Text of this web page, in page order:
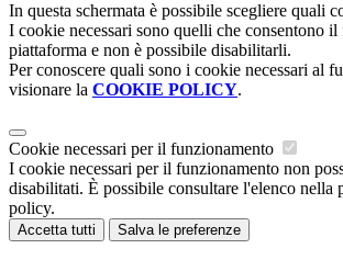
In questa schermata è possibile scegliere quali
I cookie necessari sono quelli che consentono
piattaforma e non è possibile disabilitarli.
Per conoscere quali sono i cookie necessari al
visionare la COOKIE POLICY.
Cookie necessari per il funzionamento
I cookie necessari per il funzionamento non
disabilitati. È possibile consultare l'elenco nella
policy.
Accetta tutti Salva le preferenze